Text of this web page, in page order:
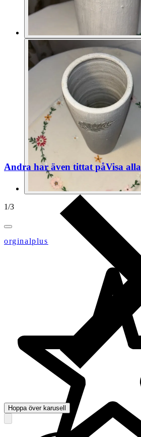
1/3
orginalplus
Andra har även tittat påVisa alla
Hoppa över karusell